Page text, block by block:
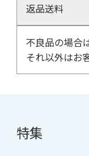
返品送料
不良品の場合
それ以外はお
特集